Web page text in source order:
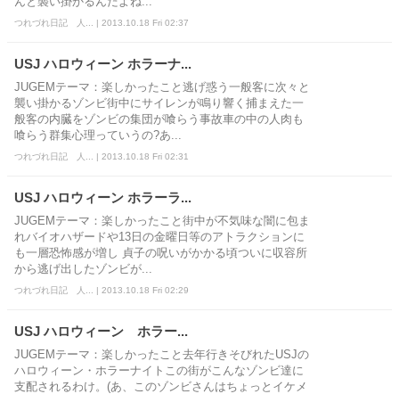
つれづれ日記 人... | 2013.10.18 Fri 02:37
USJ ハロウィーン ホラーナ...
JUGEMテーマ：楽しかったこと逃げ惑う一般客に次々と
襲い掛かるゾンビ街中にサイレンが鳴り響く捕まえた一
般客の内臓をゾンビの集団が喰らう事故車の中の人肉も
喰らう群集心理っていうの?あ...
つれづれ日記 人... | 2013.10.18 Fri 02:31
USJ ハロウィーン ホラーラ...
JUGEMテーマ：楽しかったこと街中が不気味な闇に包ま
れバイオハザードや13日の金曜日等のアトラクションに
も一層恐怖感が増し 貞子の呪いがかかる頃ついに収容所
から逃げ出したゾンビが...
つれづれ日記 人... | 2013.10.18 Fri 02:29
USJ ハロウィーン ホラー...
JUGEMテーマ：楽しかったこと去年行きそびれたUSJの
ハロウィーン・ホラーナイトこの街がこんなゾンビ達に
支配されるわけ。(あ、このゾンビさんはちょっとイケメ